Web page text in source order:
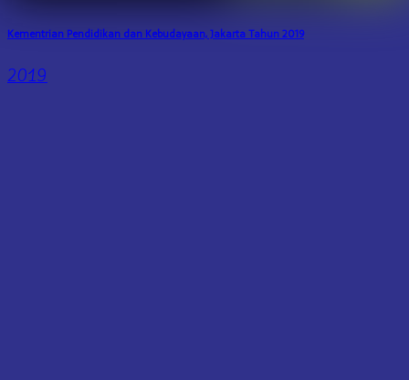
Kementrian Pendidikan dan Kebudayaan, Jakarta Tahun 2019
2019